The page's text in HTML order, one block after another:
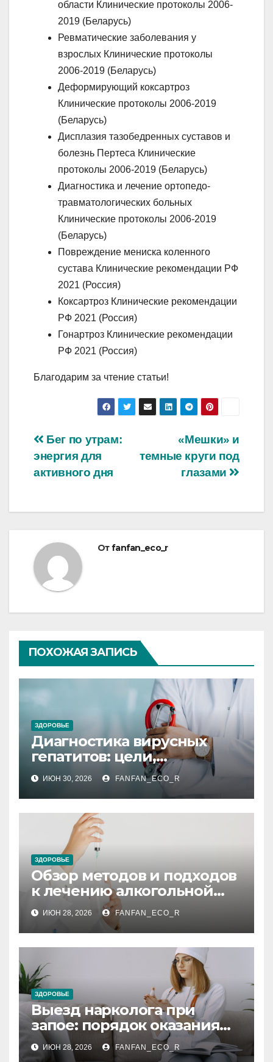
области Клинические протоколы 2006-
2019 (Беларусь)
Ревматические заболевания у
взрослых Клинические протоколы
2006-2019 (Беларусь)
Деформирующий коксартроз
Клинические протоколы 2006-2019
(Беларусь)
Дисплазия тазобедренных суставов и
болезнь Пертеса Клинические
протоколы 2006-2019 (Беларусь)
Диагностика и лечение ортопедо-
травматологических больных
Клинические протоколы 2006-2019
(Беларусь)
Повреждение мениска коленного
сустава Клинические рекомендации РФ
2021 (Россия)
Коксартроз Клинические рекомендации
РФ 2021 (Россия)
Гонартроз Клинические рекомендации
РФ 2021 (Россия)
Благодарим за чтение статьи!
Навигация
по
«Мешки» и
темные круги под
глазами
Бег по утрам:
энергия для
активного дня
Отfanfan_eco_r
ПОХОЖАЯ ЗАПИСЬ
ЗДОРОВЬЕ
Диагностика вирусных
гепатитов: цели,
подготовка, показания,
противопоказания,
расшифровка результатов
и референсные значения
ИЮН 30, 2026 FANFAN_ECO_R
ЗДОРОВЬЕ
Обзор методов и подходов
к лечению алкогольной
зависимости
ИЮН 28, 2026 FANFAN_ECO_R
ЗДОРОВЬЕ
Выезд нарколога при
запое: порядок оказания
анонимной
круглосуточной
ИЮН 28, 2026 FANFAN_ECO_R